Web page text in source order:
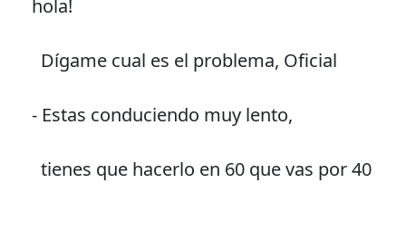
hola!
Dígame cual es el problema, Oficial
- Estas conduciendo muy lento,
tienes que hacerlo en 60 que vas por 40